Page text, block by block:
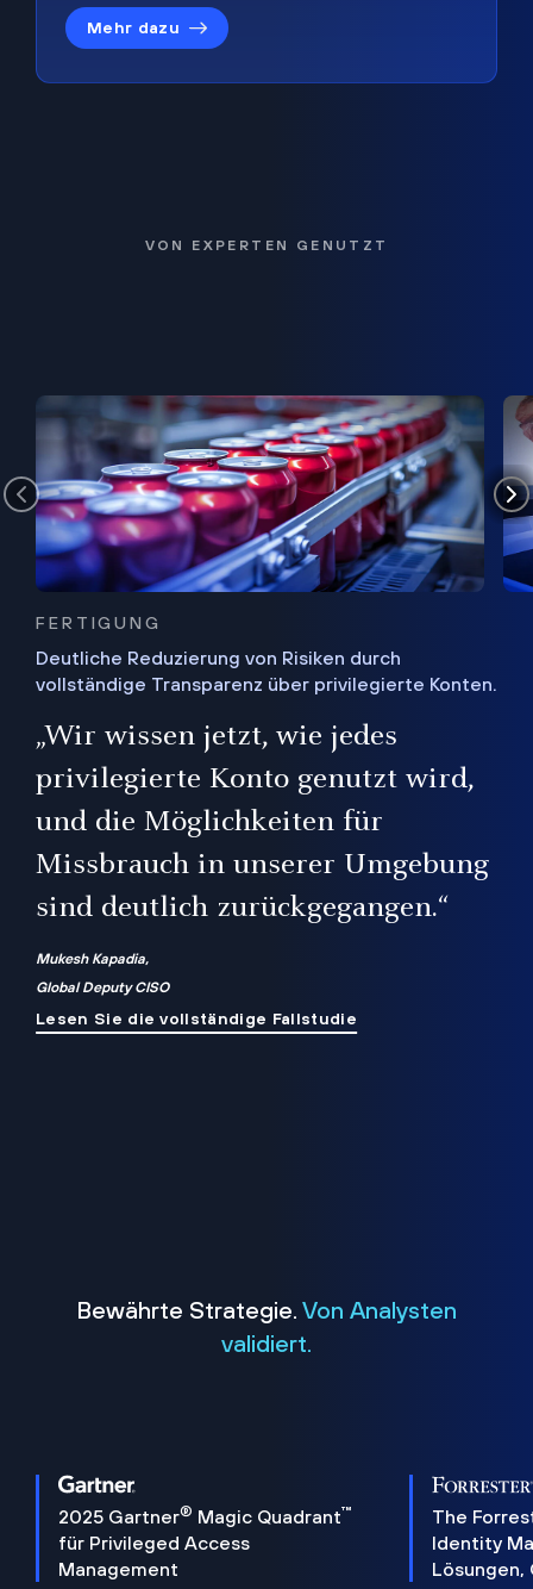
Mehr dazu
VON EXPERTEN GENUTZT
FERTIGUNG
Deutliche Reduzierung von Risiken durch
vollständige Transparenz über privilegierte Konten.
„Wir wissen jetzt, wie jedes
privilegierte Konto genutzt wird,
und die Möglichkeiten für
Missbrauch in unserer Umgebung
sind deutlich zurückgegangen.“
Mukesh Kapadia,
Global Deputy CISO
Lesen Sie die vollständige Fallstudie
Bewährte Strategie. Von Analysten
validiert.
2025 Gartner® Magic Quadrant™
für Privileged Access
Management
The
Identity
Lösungen,